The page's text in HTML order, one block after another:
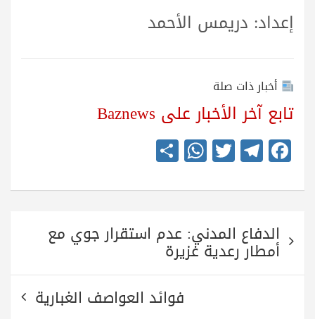
إعداد: دريمس الأحمد
أخبار ذات صلة
تابع آخر الأخبار على Baznews
Fa
ce
bo
ok
Te
le
gr
a
m
T
wi
tte
r
W
ha
ts
A
pp
re
تصفّح
المقالات
الدفاع المدني: عدم استقرار جوي مع
أمطار رعدية غزيرة
فوائد العواصف الغبارية